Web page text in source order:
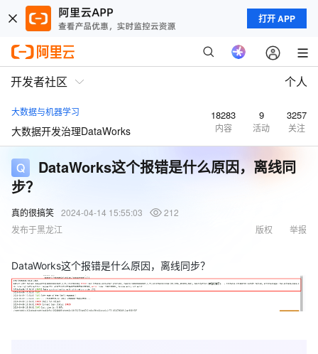
打开 APP
开发者社区 个人
大数据与机器学习
大数据开发治理DataWorks
18283
内容
9
活动
3257
关注
DataWorks这个报错是什么原因，离线同
步？
真的很搞笑 2024-04-14 15:55:03
212
发布于黑龙江
举报
版权
DataWorks这个报错是什么原因，离线同步？